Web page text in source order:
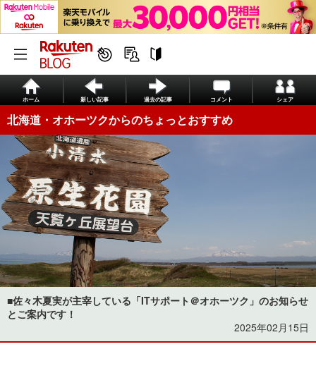
ホーム 新しい記事 過去の記事 コメント シェア
北海道・オホーツクからのちょっとおすすめ
■佐々木夏実が主宰している「ITサポート＠オホーツク」のお知らせ
とご案内です！
2025年02月15日